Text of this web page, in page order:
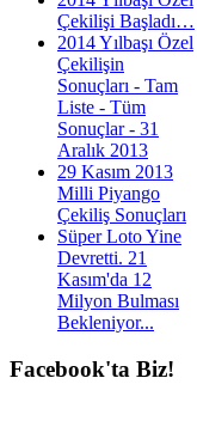
Çekilişi Başladı…
2014 Yılbaşı Özel
Çekilişin
Sonuçları - Tam
Liste - Tüm
Sonuçlar - 31
Aralık 2013
29 Kasım 2013
Milli Piyango
Çekiliş Sonuçları
Süper Loto Yine
Devretti. 21
Kasım'da 12
Milyon Bulması
Bekleniyor...
Facebook'ta Biz!